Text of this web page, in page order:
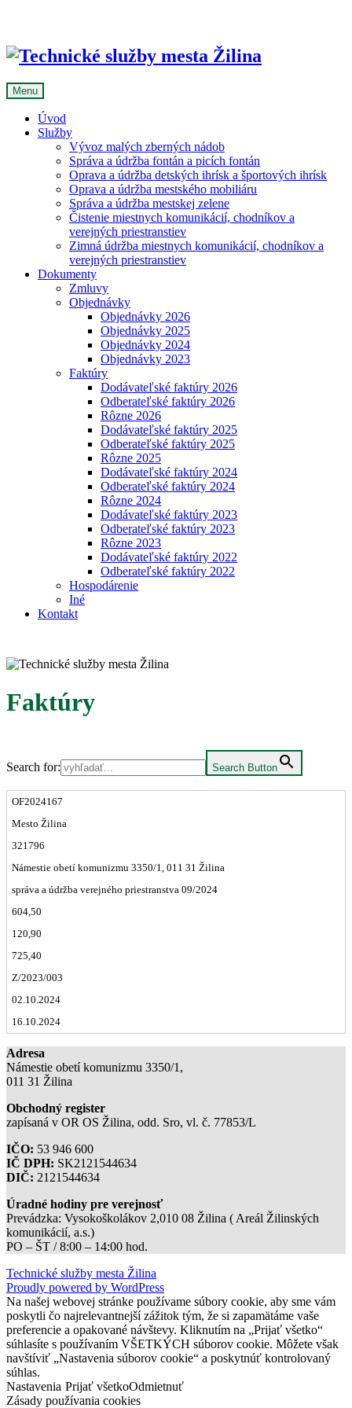
Menu
Úvod
Služby
Vývoz malých zberných nádob
Správa a údržba fontán a picích fontán
Oprava a údržba detských ihrísk a športových ihrísk
Oprava a údržba mestského mobiliáru
Správa a údržba mestskej zelene
Čistenie miestnych komunikácií, chodníkov a
verejných priestranstiev
Zimná údržba miestnych komunikácií, chodníkov a
verejných priestranstiev
Dokumenty
Zmluvy
Objednávky
Objednávky 2026
Objednávky 2025
Objednávky 2024
Objednávky 2023
Faktúry
Dodávateľské faktúry 2026
Odberateľské faktúry 2026
Rôzne 2026
Dodávateľské faktúry 2025
Odberateľské faktúry 2025
Rôzne 2025
Dodávateľské faktúry 2024
Odberateľské faktúry 2024
Rôzne 2024
Dodávateľské faktúry 2023
Odberateľské faktúry 2023
Rôzne 2023
Dodávateľské faktúry 2022
Odberateľské faktúry 2022
Hospodárenie
Iné
Kontakt
Faktúry
Search for: Search Button
OF2024167
Mesto Žilina
321796
Námestie obetí komunizmu 3350/1, 011 31 Žilina
správa a údržba verejného priestranstva 09/2024
604,50
120,90
725,40
Z/2023/003
02.10.2024
16.10.2024
Adresa
Námestie obetí komunizmu 3350/1,
011 31 Žilina
Obchodný register
zapísaná v OR OS Žilina, odd. Sro, vl. č. 77853/L
IČO: 53 946 600
IČ DPH: SK2121544634
DIČ: 2121544634
Úradné hodiny pre verejnosť
Prevádzka: Vysokoškolákov 2,010 08 Žilina ( Areál Žilinských
komunikácií, a.s.)
PO – ŠT / 8:00 – 14:00 hod.
Technické služby mesta Žilina
Proudly powered by WordPress
Na našej webovej stránke používame súbory cookie, aby sme vám
poskytli čo najrelevantnejší zážitok tým, že si zapamätáme vaše
preferencie a opakované návštevy. Kliknutím na „Prijať všetko“
súhlasíte s používaním VŠETKÝCH súborov cookie. Môžete však
navštíviť „Nastavenia súborov cookie“ a poskytnúť kontrolovaný
súhlas.
Nastavenia Prijať všetkoOdmietnuť
Zásady používania cookies